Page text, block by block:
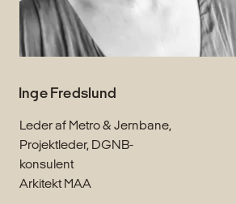
Inge Fredslund
Leder af Metro & Jernbane,
Projektleder, DGNB-
konsulent
Arkitekt MAA